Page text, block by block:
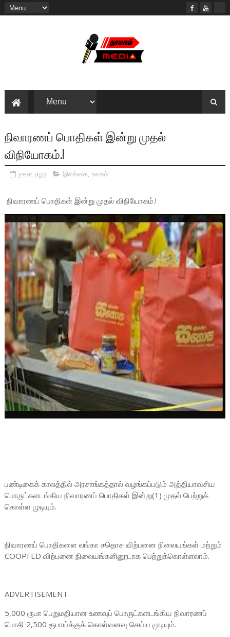
நிவாரணப் பொதிகள் இன்று முதல்
விநியோகம்.!
year ago இலங்கை, உலகம்
நிவாரணப் பொதிகள் இன்று முதல் விநியோகம்.!
பண்டிகைக் காலத்தில் அரசாங்கத்தால் வழங்கப்படும் அத்தியாவசிய
பொருட்களடங்கிய நிவாரணப் பொதிகள் இன்று(1) முதல் பெற்றுக்
கொள்ள முடியும்.
நிவாரணப் பொதிகளை லங்கா சதொச விற்பனை நிலையங்கள் மற்றும்
COOPFED விற்பனை நிலையங்களினூடாக பெற்றுக்கொள்ளலாம்.
ADVERTISEMENT
5,000 ரூபா பெறுமதியான உணவுப் பொருட்களடங்கிய நிவாரணப்
பொதி 2,500 ரூபாய்க்குக் கொள்வனவு செய்ய முடியும்.